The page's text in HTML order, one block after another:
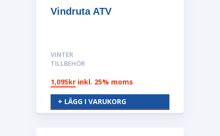
Vindruta ATV
VINTER
TILLBEHÖR
1,095kr inkl. 25% moms
+ LÄGG I VARUKORG